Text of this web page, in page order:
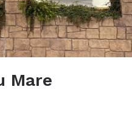
Mare